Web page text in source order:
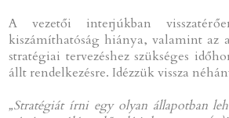
A vezetői interjúkban
kiszámíthatóság hiánya, valamint az
stratégiai tervezéshez szükséges
állt rendelkezésre. Idézzük vissza
„Stratégiát írni egy olyan állapotban